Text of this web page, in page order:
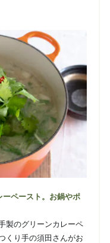
ペースト。お鍋やポ
製のグリーンカレーペ
くり手の須田さんがお